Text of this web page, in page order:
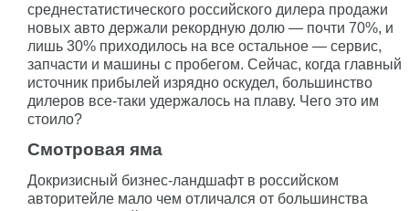
среднестатистического российского дилера продажи
новых авто держали рекордную долю — почти 70%, и
лишь 30% приходилось на все остальное — сервис,
запчасти и машины с пробегом. Сейчас, когда главный
источник прибылей изрядно оскудел, большинство
дилеров все-таки удержалось на плаву. Чего это им
стоило?
Смотровая яма
Докризисный бизнес-ландшафт в российском
авторитейле мало чем отличался от большинства